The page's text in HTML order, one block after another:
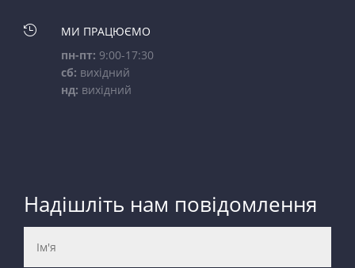

МИ ПРАЦЮЄМО
пн-пт: 9:00-17:30
сб: вихідний
нд: вихідний
Надішліть нам повідомлення